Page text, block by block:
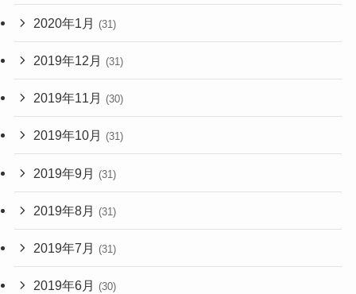
2020年1月 (31)
2019年12月 (31)
2019年11月 (30)
2019年10月 (31)
2019年9月 (31)
2019年8月 (31)
2019年7月 (31)
2019年6月 (30)